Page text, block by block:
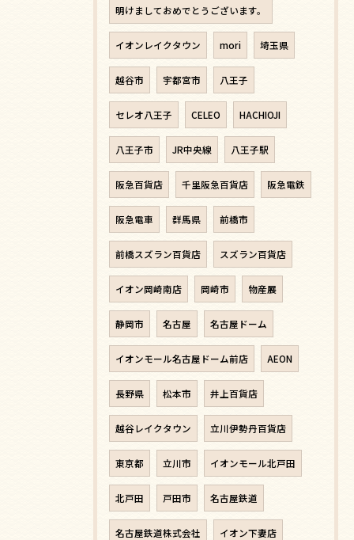
明けましておめでとうございます。
イオンレイクタウン mori 埼玉県
越谷市 宇都宮市 八王子
セレオ八王子 CELEO HACHIOJI
八王子市 JR中央線 八王子駅
阪急百貨店 千里阪急百貨店 阪急電鉄
阪急電車 群馬県 前橋市
前橋スズラン百貨店 スズラン百貨店
イオン岡崎南店 岡崎市 物産展
静岡市 名古屋 名古屋ドーム
イオンモール名古屋ドーム前店 AEON
長野県 松本市 井上百貨店
越谷レイクタウン 立川伊勢丹百貨店
東京都 立川市 イオンモール北戸田
北戸田 戸田市 名古屋鉄道
名古屋鉄道株式会社 イオン下妻店